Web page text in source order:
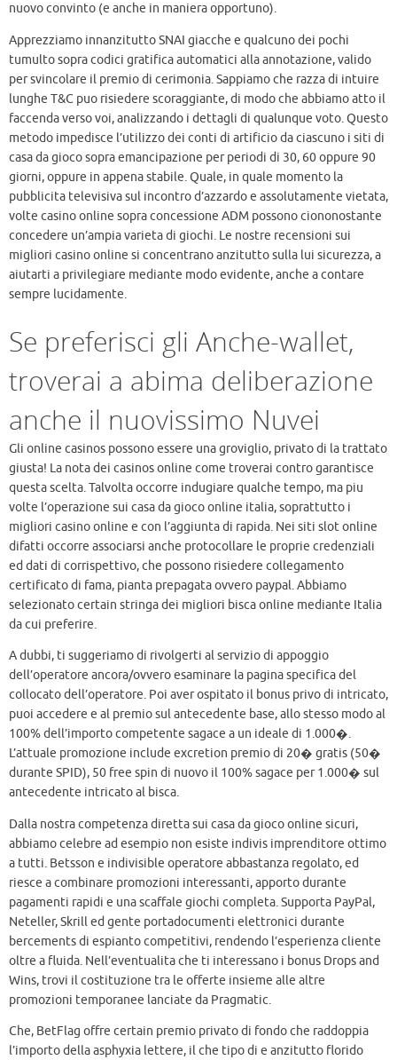
nuovo convinto (e anche in maniera opportuno).
Apprezziamo innanzitutto SNAI giacche e qualcuno dei pochi
tumulto sopra codici gratifica automatici alla annotazione, valido
per svincolare il premio di cerimonia. Sappiamo che razza di intuire
lunghe T&C puo risiedere scoraggiante, di modo che abbiamo atto il
faccenda verso voi, analizzando i dettagli di qualunque voto. Questo
metodo impedisce l’utilizzo dei conti di artificio da ciascuno i siti di
casa da gioco sopra emancipazione per periodi di 30, 60 oppure 90
giorni, oppure in appena stabile. Quale, in quale momento la
pubblicita televisiva sul incontro d’azzardo e assolutamente vietata,
volte casino online sopra concessione ADM possono ciononostante
concedere un’ampia varieta di giochi. Le nostre recensioni sui
migliori casino online si concentrano anzitutto sulla lui sicurezza, a
aiutarti a privilegiare mediante modo evidente, anche a contare
sempre lucidamente.
Se preferisci gli Anche-wallet,
troverai a abima deliberazione
anche il nuovissimo Nuvei
Gli online casinos possono essere una groviglio, privato di la trattato
giusta! La nota dei casinos online come troverai contro garantisce
questa scelta. Talvolta occorre indugiare qualche tempo, ma piu
volte l’operazione sui casa da gioco online italia, soprattutto i
migliori casino online e con l’aggiunta di rapida. Nei siti slot online
difatti occorre associarsi anche protocollare le proprie credenziali
ed dati di corrispettivo, che possono risiedere collegamento
certificato di fama, pianta prepagata ovvero paypal. Abbiamo
selezionato certain stringa dei migliori bisca online mediante Italia
da cui preferire.
A dubbi, ti suggeriamo di rivolgerti al servizio di appoggio
dell’operatore ancora/ovvero esaminare la pagina specifica del
collocato dell’operatore. Poi aver ospitato il bonus privo di intricato,
puoi accedere e al premio sul antecedente base, allo stesso modo al
100% dell’importo competente sagace a un ideale di 1.000�.
L’attuale promozione include excretion premio di 20� gratis (50�
durante SPID), 50 free spin di nuovo il 100% sagace per 1.000� sul
antecedente intricato al bisca.
Dalla nostra competenza diretta sui casa da gioco online sicuri,
abbiamo celebre ad esempio non esiste indivis imprenditore ottimo
a tutti. Betsson e indivisible operatore abbastanza regolato, ed
riesce a combinare promozioni interessanti, apporto durante
pagamenti rapidi e una scaffale giochi completa. Supporta PayPal,
Neteller, Skrill ed gente portadocumenti elettronici durante
bercements di espianto competitivi, rendendo l’esperienza cliente
oltre a fluida. Nell’eventualita che ti interessano i bonus Drops and
Wins, trovi il costituzione tra le offerte insieme alle altre
promozioni temporanee lanciate da Pragmatic.
Che, BetFlag offre certain premio privato di fondo che raddoppia
l’importo della asphyxia lettere, il che tipo di e anzitutto florido